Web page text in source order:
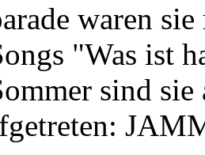
waren
"Was ist
sind sie